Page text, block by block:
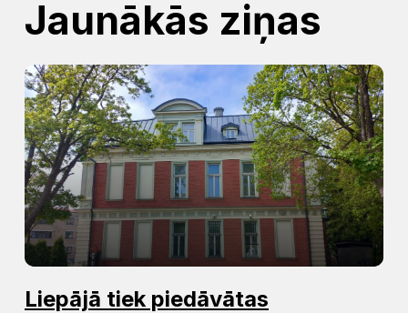
Jaunākās ziņas
Liepājā tiek piedāvātas